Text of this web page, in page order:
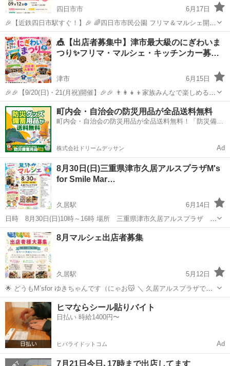
四日市市
6月17日
🎉【近鉄四日市駅すぐ！】🎉 🌈四日市市民公園 フリマ＆マルシェ開催
🌈 三重県四日市市で大人気✨ **『四日市市民公園』**にて にぎわい抜
群の【フリマ＆マルシェ】を開催します！ お買い物ついでに👣 お散
歩...
三重 四日市市 フリーマーケット マルシェ
🎪【出店者募集中】津市最大級のにぎわいま
つり✨フリマ・マルシェ・キッチンカー募…
津市
6月15日
🎉🎉【9/20(日)・21(月祝)開催】🎉🎉 👨‍👩‍👧‍👦家族みんなで楽しめる✨
にぎわいまつり✨ 📍三重県総合文化センター（津市）📍 🎪フリーマー
ケット 🛍️ハンドメイドマルシェ 🚚グルメキッチンカー 🎨ワ...
三重 津市 フリーマーケット キッチンカー
町内会・自治会の防災用品が全品送料無料
町内会・自治会の防災用品が全品送料無料！「防災備蓄
株式会社ドリームデッサン Ad
8月30日(日)三重県津市久居アルスプラザM's
for Smile Mar…
久居駅
6月14日
日時 8月30日(日)10時～16時 場所 三重県津市久居アルスプラザ エ
ントランスホール 〒514-1136 三重県津市久居東鷹跡町２４６ 物販
ハンドメイド布小物 ワークショップ デコくるみボタン ジモティー見
たよで...
三重 津市 久居駅 フリーマーケット
8月マルシェ出店者募集
久居駅
5月12日
🌟 どうもM’sfor ゆきちゃんです（にゃお😽 ＼ 久居アルスプラザでの
マルシェ出店者様大募集 ／ 📍久居アルスプラザ 🗓️ 8/5（水）・
8/7（金）・8/30（日） ⏰ 10:00〜16:00 室内開催なので、暑...
三重 津市 久居駅 フリーマーケット
ヒマならシール貼りバイト
日払い 時給1400円〜
ヒバライドットコム Ad
7月21日今日､17時まで出店してます